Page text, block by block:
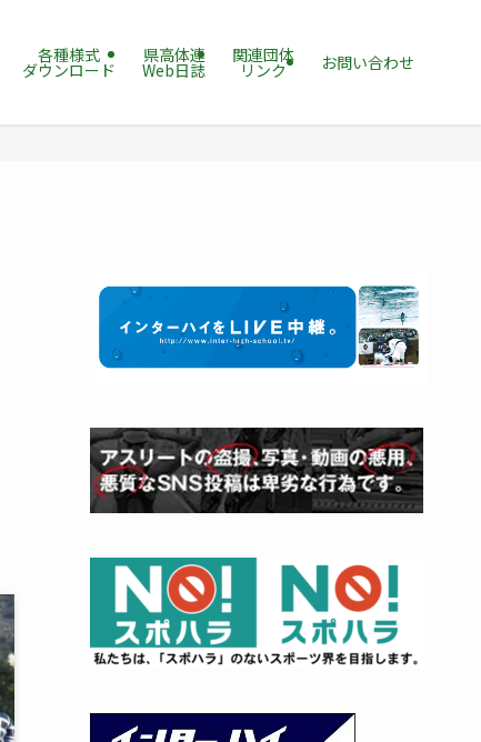
各種様式
ダウンロード
県高体連
Web日誌
関連団体
リンク お問い合わせ